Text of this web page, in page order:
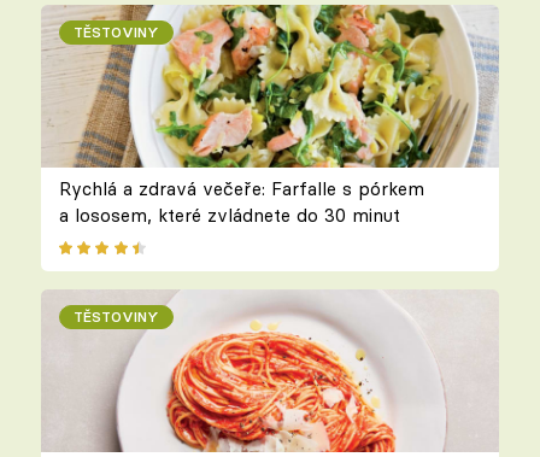
TĚSTOVINY
Rychlá a zdravá večeře: Farfalle s pórkem
a lososem, které zvládnete do 30 minut
TĚSTOVINY